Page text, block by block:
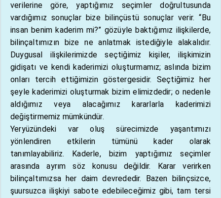
verilerine göre, yaptığımız seçimler doğrultusunda
vardığımız sonuçlar bize bilinçüstü sonuçlar verir. “Bu
insan benim kaderim mi?” gözüyle baktığımız ilişkilerde,
bilinçaltımızın bize ne anlatmak istediğiyle alakalıdır.
Duygusal ilişkilerimizde seçtiğimiz kişiler, ilişkimizin
gidişatı ve kendi kaderimizi oluşturmamız; aslında bizim
onları tercih ettiğimizin göstergesidir. Seçtiğimiz her
şeyle kaderimizi oluşturmak bizim elimizdedir; o nedenle
aldığımız veya alacağımız kararlarla kaderimizi
değiştirmemiz mümkündür.
Yeryüzündeki var oluş sürecimizde yaşantımızı
yönlendiren etkilerin tümünü kader olarak
tanımlayabiliriz. Kaderle, bizim yaptığımız seçimler
arasında ayrım söz konusu değildir. Karar verirken
bilinçaltımızsa her daim devrededir. Bazen bilinçsizce,
şuursuzca ilişkiyi sabote edebileceğimiz gibi, tam tersi